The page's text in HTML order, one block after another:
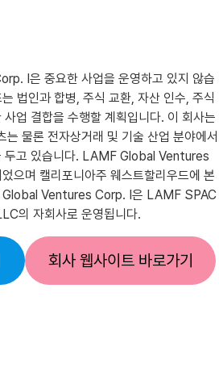
I은 중요한 사업을 운영하고 있지 않습
법인과 합병, 주식 교환, 자산 인수, 주식
업 결합을 수행할 계획입니다. 이 회사는
는 물론 전자상거래 및 기술 산업 분야에서
두고 있습니다. LAMF Global Ventures
으며 캘리포니아주 웨스트할리우드에 본
Global Ventures Corp. I은 LAMF SPAC
의 자회사로 운영됩니다.
회사 웹사이트 바로가기